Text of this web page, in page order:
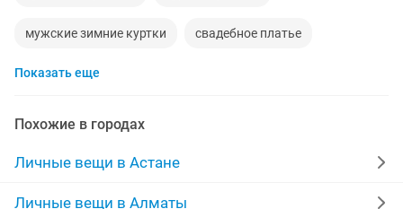
мужские зимние куртки свадебное платье
памперсы взрослые
зимние сапоги куртки женские
халаты брюки зимние пуховики
Показать еще
Похожие в городах
Личные вещи в Астане
Личные вещи в Алматы